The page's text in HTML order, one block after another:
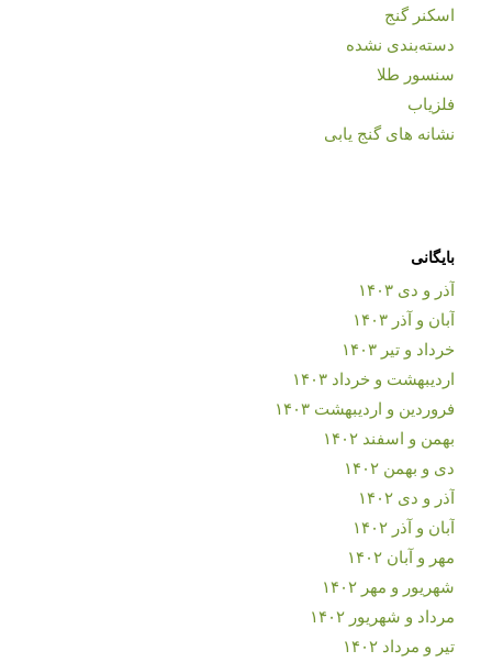
اسکنر گنج
دسته‌بندی نشده
سنسور طلا
فلزیاب
نشانه های گنج یابی
بایگانی
آذر و دی ۱۴۰۳
آبان و آذر ۱۴۰۳
خرداد و تیر ۱۴۰۳
اردیبهشت و خرداد ۱۴۰۳
فروردین و اردیبهشت ۱۴۰۳
بهمن و اسفند ۱۴۰۲
دی و بهمن ۱۴۰۲
آذر و دی ۱۴۰۲
آبان و آذر ۱۴۰۲
مهر و آبان ۱۴۰۲
شهریور و مهر ۱۴۰۲
مرداد و شهریور ۱۴۰۲
تیر و مرداد ۱۴۰۲